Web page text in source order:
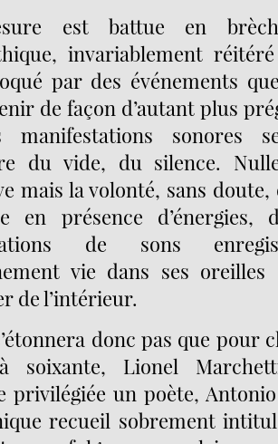
est battue en
invariablement
par des événements
de façon d’autant plus
manifestations sonores
du vide, du silence.
mais la volonté, sans doute,
en présence d’énergies,
de sons
vie dans ses
de l’intérieur.
donc pas que pour
soixante, Lionel
privilégiée un poète,
recueil sobrement